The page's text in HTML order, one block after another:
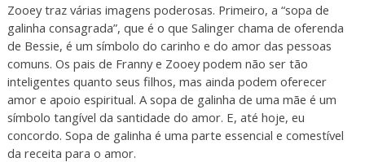
Zooey traz várias imagens poderosas. Primeiro, a “sopa de
galinha consagrada”, que é o que Salinger chama de oferenda
de Bessie, é um símbolo do carinho e do amor das pessoas
comuns. Os pais de Franny e Zooey podem não ser tão
inteligentes quanto seus filhos, mas ainda podem oferecer
amor e apoio espiritual. A sopa de galinha de uma mãe é um
símbolo tangível da santidade do amor. E, até hoje, eu
concordo. Sopa de galinha é uma parte essencial e comestível
da receita para o amor.